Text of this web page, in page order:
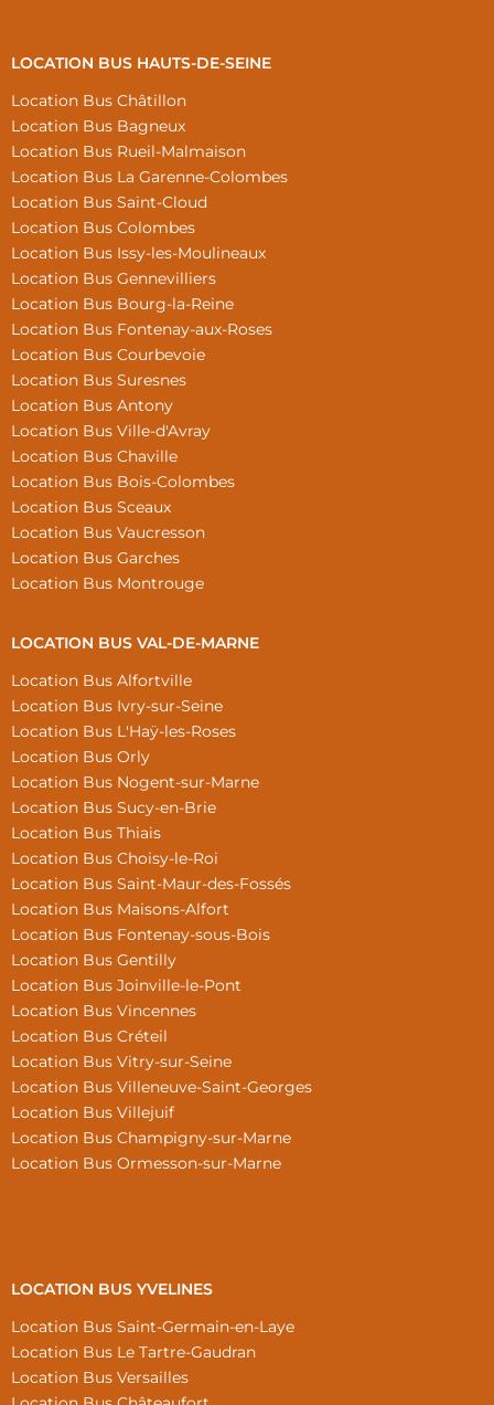
LOCATION BUS HAUTS-DE-SEINE
Location Bus Châtillon
Location Bus Bagneux
Location Bus Rueil-Malmaison
Location Bus La Garenne-Colombes
Location Bus Saint-Cloud
Location Bus Colombes
Location Bus Issy-les-Moulineaux
Location Bus Gennevilliers
Location Bus Bourg-la-Reine
Location Bus Fontenay-aux-Roses
Location Bus Courbevoie
Location Bus Suresnes
Location Bus Antony
Location Bus Ville-d'Avray
Location Bus Chaville
Location Bus Bois-Colombes
Location Bus Sceaux
Location Bus Vaucresson
Location Bus Garches
Location Bus Montrouge
LOCATION BUS VAL-DE-MARNE
Location Bus Alfortville
Location Bus Ivry-sur-Seine
Location Bus L'Haÿ-les-Roses
Location Bus Orly
Location Bus Nogent-sur-Marne
Location Bus Sucy-en-Brie
Location Bus Thiais
Location Bus Choisy-le-Roi
Location Bus Saint-Maur-des-Fossés
Location Bus Maisons-Alfort
Location Bus Fontenay-sous-Bois
Location Bus Gentilly
Location Bus Joinville-le-Pont
Location Bus Vincennes
Location Bus Créteil
Location Bus Vitry-sur-Seine
Location Bus Villeneuve-Saint-Georges
Location Bus Villejuif
Location Bus Champigny-sur-Marne
Location Bus Ormesson-sur-Marne
LOCATION BUS YVELINES
Location Bus Saint-Germain-en-Laye
Location Bus Le Tartre-Gaudran
Location Bus Versailles